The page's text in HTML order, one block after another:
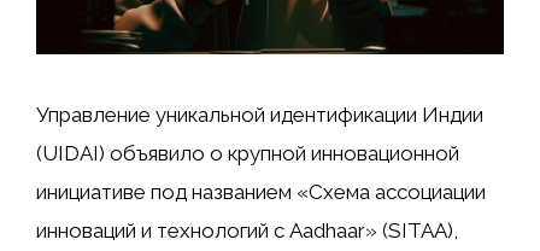
Управление уникальной идентификации Индии
(UIDAI) объявило о крупной инновационной
инициативе под названием «Схема ассоциации
инноваций и технологий с Aadhaar» (SITAA),